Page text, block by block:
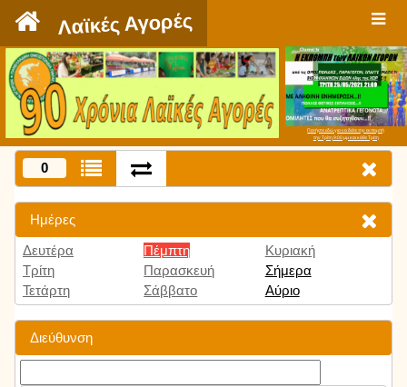
Λαϊκές Αγορές
Πατήστε εδώ για να δείτε την εκπομπή
την Τρίτη 9:00 μμ και κάθε Τρίτη
0
Ημέρες
Δευτέρα
Τρίτη
Τετάρτη
Πέμπτη
Παρασκευή
Σάββατο
Κυριακή
Σήμερα
Αύριο
Διεύθυνση